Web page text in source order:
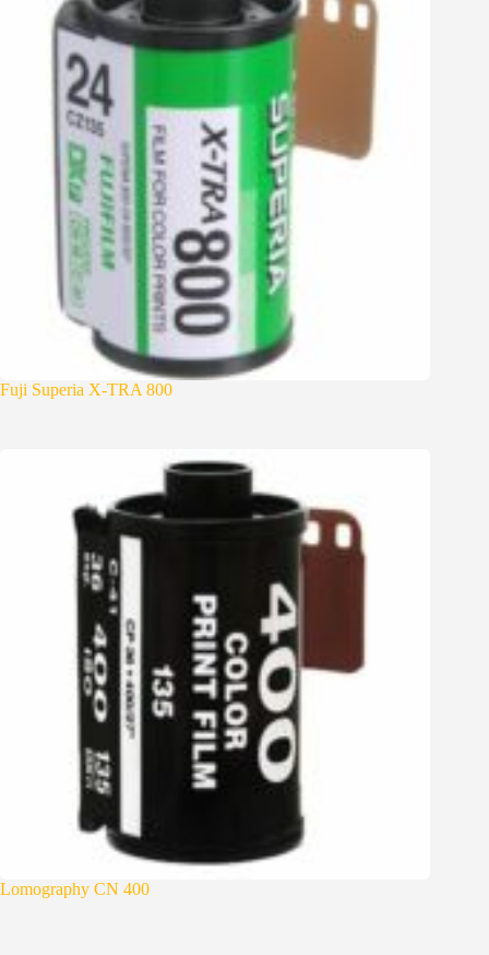
Fuji Superia X-TRA 800
Lomography CN 400